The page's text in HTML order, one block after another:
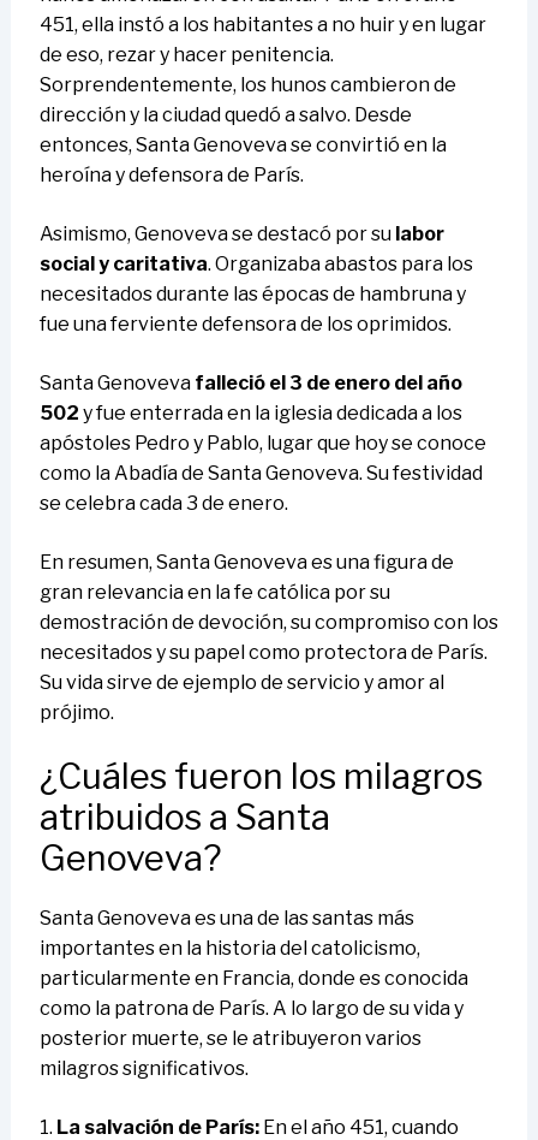
451, ella instó a los habitantes a no huir y en lugar
de eso, rezar y hacer penitencia.
Sorprendentemente, los hunos cambieron de
dirección y la ciudad quedó a salvo. Desde
entonces, Santa Genoveva se convirtió en la
heroína y defensora de París.
Asimismo, Genoveva se destacó por su labor
social y caritativa. Organizaba abastos para los
necesitados durante las épocas de hambruna y
fue una ferviente defensora de los oprimidos.
Santa Genoveva falleció el 3 de enero del año
502 y fue enterrada en la iglesia dedicada a los
apóstoles Pedro y Pablo, lugar que hoy se conoce
como la Abadía de Santa Genoveva. Su festividad
se celebra cada 3 de enero.
En resumen, Santa Genoveva es una figura de
gran relevancia en la fe católica por su
demostración de devoción, su compromiso con los
necesitados y su papel como protectora de París.
Su vida sirve de ejemplo de servicio y amor al
prójimo.
¿Cuáles fueron los milagros
atribuidos a Santa
Genoveva?
Santa Genoveva es una de las santas más
importantes en la historia del catolicismo,
particularmente en Francia, donde es conocida
como la patrona de París. A lo largo de su vida y
posterior muerte, se le atribuyeron varios
milagros significativos.
1. La salvación de París:En el año 451, cuando